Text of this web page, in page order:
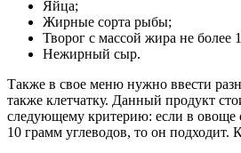
Яйца;
Жирные сорта рыбы;
Творог с массой жира не более
Нежирный сыр.
Также в свое меню нужно ввести
также клетчатку. Данный продукт
следующему критерию: если в овоще
10 грамм углеводов, то он